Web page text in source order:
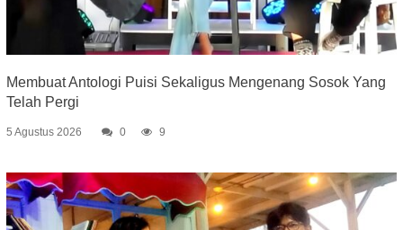
Membuat Antologi Puisi Sekaligus Mengenang Sosok Yang
Telah Pergi
5 Agustus 2026 0 9